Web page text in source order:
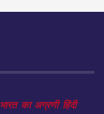
का अग्रणी हिंदी